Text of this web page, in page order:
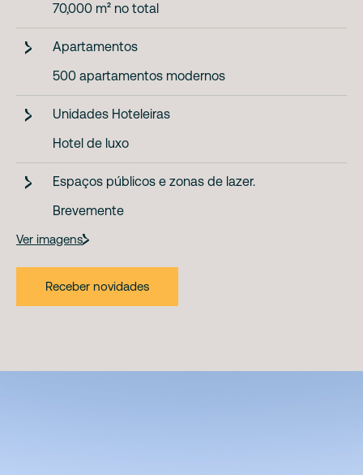
70,000 m² no total
Apartamentos
500 apartamentos modernos
Unidades Hoteleiras
Hotel de luxo
Espaços públicos e zonas de lazer.
Brevemente
Ver imagens
Receber novidades